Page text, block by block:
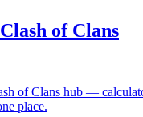
of Clans
of Clans hub —
place.